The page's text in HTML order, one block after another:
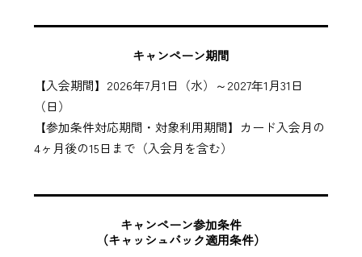
キャンペーン期間
【入会期間】2026年7月1日（水）～2027年1月31日
（日）
【参加条件対応期間・対象利用期間】カード入会月の
4ヶ月後の15日まで（入会月を含む）
キャンペーン参加条件
（キャッシュバック適用条件）